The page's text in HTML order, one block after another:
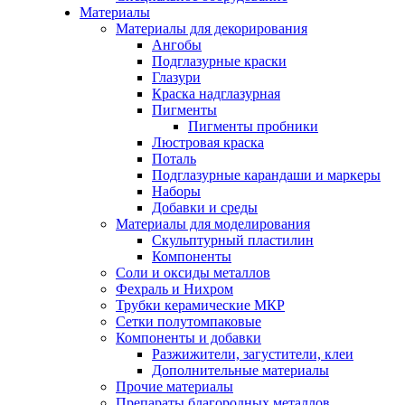
Материалы
Материалы для декорирования
Ангобы
Подглазурные краски
Глазури
Краска надглазурная
Пигменты
Пигменты пробники
Люстровая краска
Поталь
Подглазурные карандаши и маркеры
Наборы
Добавки и среды
Материалы для моделирования
Скульптурный пластилин
Компоненты
Соли и оксиды металлов
Фехраль и Нихром
Трубки керамические МКР
Сетки полутомпаковые
Компоненты и добавки
Разжижители, загустители, клеи
Дополнительные материалы
Прочие материалы